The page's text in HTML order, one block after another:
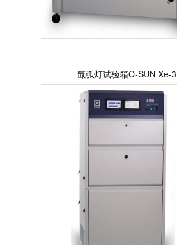
氙弧灯试验箱Q-SUN Xe-3